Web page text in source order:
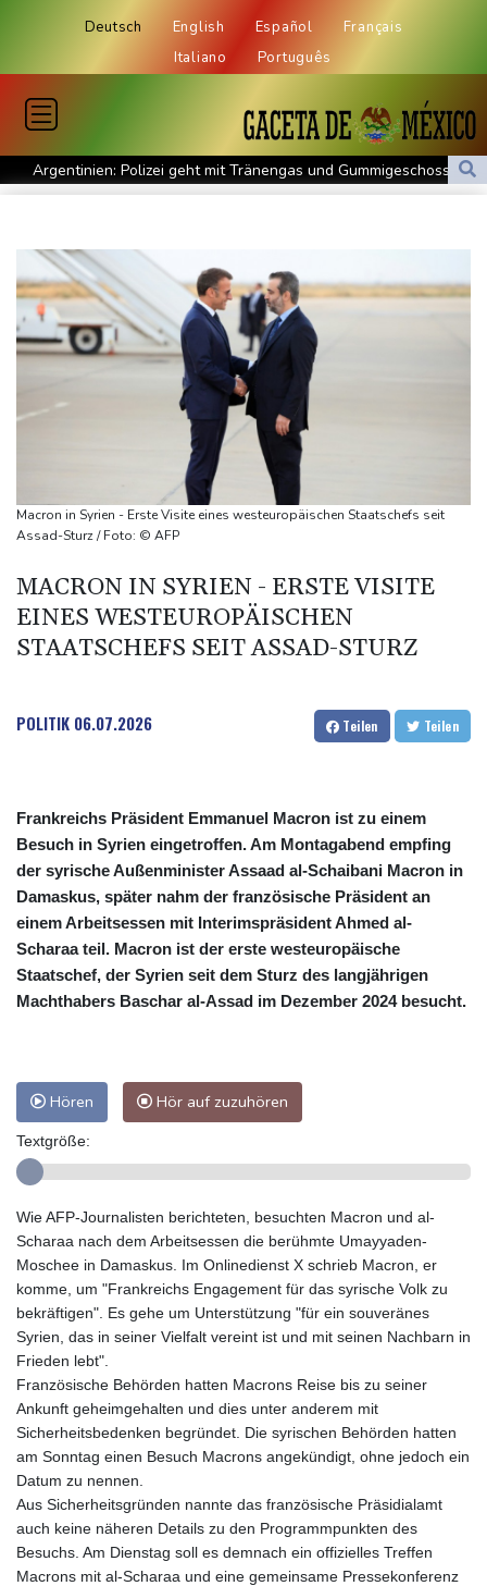
Deutsch English Español
Français
Italiano
Português
Argentinien: Polizei geht mit Tränengas und Gummigeschossen
gegen Proteste vor
Grindel erwartet nahendes Ende der Ära Infantino
Regierung will bei Klimaschutz vorerst nicht nachsteuern - Kritik
der Grünen
Hitze und Niedrigwasser: Städte- und Gemeindebund fordert
Infantinos Investorenplan: FIFA-Experte fordert Aufarbeitung
Biathlon-Olympiasieger Jacquelin wird Teilzeit-Radprofi
Kircher: VAR nicht "zu kleinteilig" einsetzen
Kreise: Türkei will mit Pakistan und Saudi-Arabien
Verteidigungspakt schließen
Bundesanwaltschaft übernimmt Ermittlungen
Macron in Syrien - Erste Visite eines westeuropäischen Staatschefs seit
Assad-Sturz / Foto: © AFP
MACRON IN SYRIEN - ERSTE VISITE
EINES WESTEUROPÄISCHEN
STAATSCHEFS SEIT ASSAD-STURZ
POLITIK 06.07.2026 Teilen Teilen
Frankreichs Präsident Emmanuel Macron ist zu einem
Besuch in Syrien eingetroffen. Am Montagabend empfing
der syrische Außenminister Assaad al-Schaibani Macron in
Damaskus, später nahm der französische Präsident an
einem Arbeitsessen mit Interimspräsident Ahmed al-
Scharaa teil. Macron ist der erste westeuropäische
Staatschef, der Syrien seit dem Sturz des langjährigen
Machthabers Baschar al-Assad im Dezember 2024 besucht.
Hören Hör auf zuzuhören
Textgröße:
Wie AFP-Journalisten berichteten, besuchten Macron und al-
Scharaa nach dem Arbeitsessen die berühmte Umayyaden-
Moschee in Damaskus. Im Onlinedienst X schrieb Macron, er
komme, um "Frankreichs Engagement für das syrische Volk zu
bekräftigen". Es gehe um Unterstützung "für ein souveränes
Syrien, das in seiner Vielfalt vereint ist und mit seinen Nachbarn in
Frieden lebt".
Französische Behörden hatten Macrons Reise bis zu seiner
Ankunft geheimgehalten und dies unter anderem mit
Sicherheitsbedenken begründet. Die syrischen Behörden hatten
am Sonntag einen Besuch Macrons angekündigt, ohne jedoch ein
Datum zu nennen.
Aus Sicherheitsgründen nannte das französische Präsidialamt
auch keine näheren Details zu den Programmpunkten des
Besuchs. Am Dienstag soll es demnach ein offizielles Treffen
Macrons mit al-Scharaa und eine gemeinsame Pressekonferenz